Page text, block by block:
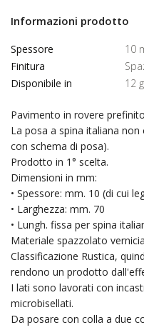
Informazioni prodotto
Spessore
10
Finitura
Disponibile in
12
Pavimento in rovere
La posa a spina italiana
con schema di posa).
Prodotto in 1° scelta.
Dimensioni in mm:
• Spessore: mm. 10 (di cui
• Larghezza: mm. 70
• Lungh. fissa per spina
Materiale spazzolato
Classificazione Rustica,
rendono un prodotto
I lati sono lavorati con
microbisellati.
Da posare con colla a due